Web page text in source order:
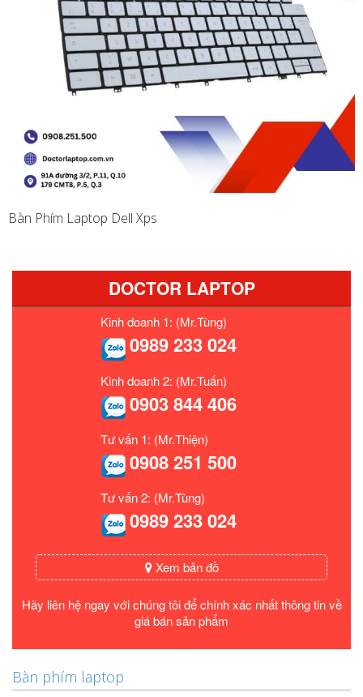
Bàn Phím Laptop Dell Xps
DOCTOR LAPTOP
Kinh doanh 1: (Mr.Tùng)
0989 233 024
Kinh doanh 2: (Mr.Tuấn)
0903 844 406
Tư vấn 1: (Mr.Thiện)
0908 251 500
Tư vấn 2: (Mr.Tùng)
0989 233 024
Xem bản đồ
Hãy liên hệ ngay với chúng tôi để chính xác nhất thông tin về
giá bán sản phẩm
Bàn phím laptop